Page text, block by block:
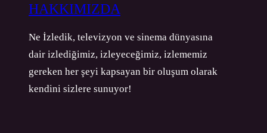
HAKKIMIZDA
Ne İzledik, televizyon ve sinema dünyasına
dair izlediğimiz, izleyeceğimiz, izlememiz
gereken her şeyi kapsayan bir oluşum olarak
kendini sizlere sunuyor!